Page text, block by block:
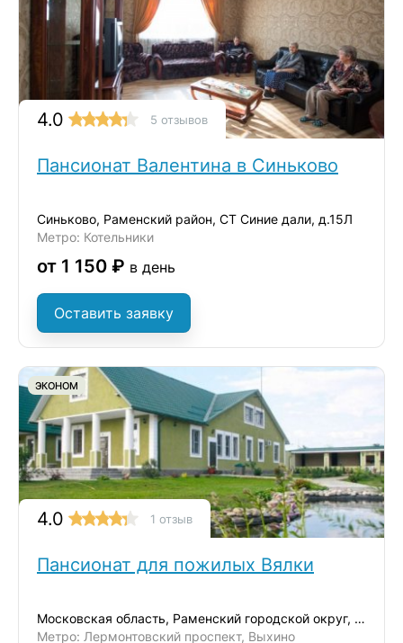
4.0 5 отзывов
Пансионат Валентина в Синьково
Синьково, Раменский район, СТ Синие дали, д.15Л
Метро: Котельники
от 1 150 ₽ в день
Оставить заявку
ЭКОНОМ
4.0 1 отзыв
Пансионат для пожилых Вялки
Московская область, Раменский городской округ, деревня Вялки
Метро: Лермонтовский проспект, Выхино